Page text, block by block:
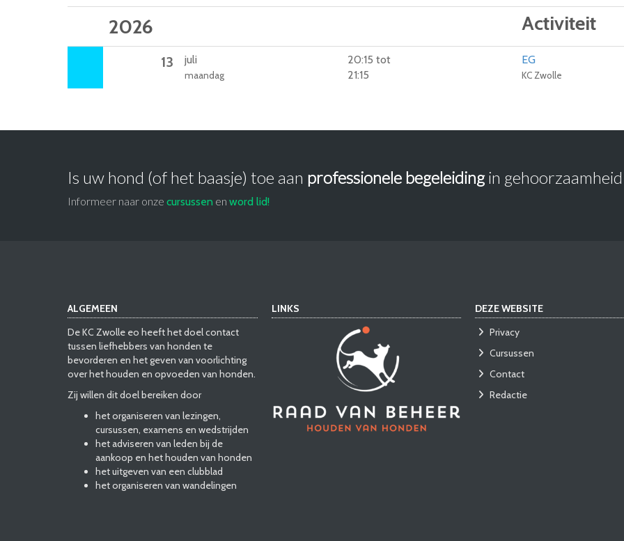
2026 Activiteit
13 juli
maandag
20:15 tot
21:15
EG
KC Zwolle
Is uw hond (of het baasje) toe aan professionele begeleidingin
Informeer naar onze cursussen en word lid!
ALGEMEEN
De KC Zwolle eo heeft het doel contact
tussen liefhebbers van honden te
bevorderen en het geven van voorlichting
over het houden en opvoeden van honden.
Zij willen dit doel bereiken door
het organiseren van lezingen,
cursussen, examens en wedstrijden
het adviseren van leden bij de
aankoop en het houden van honden
het uitgeven van een clubblad
het organiseren van wandelingen
LINKS
DEZE WEBSITE
Privacy
Cursussen
Contact
Redactie